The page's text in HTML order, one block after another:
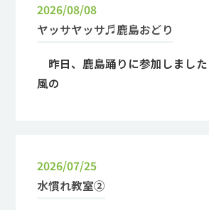
2026/08/08
ヤッサヤッサ♬鹿島おどり
昨日、鹿島踊りに参加しま
風の
2026/07/25
水慣れ教室②